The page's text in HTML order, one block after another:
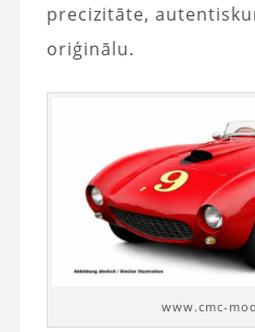
precizitāte,
oriģinālu.
www.cmc-